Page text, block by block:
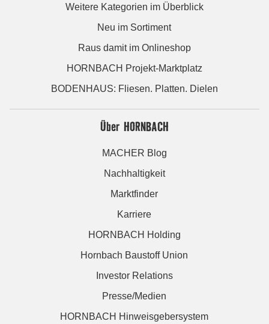
Weitere Kategorien im Überblick
Neu im Sortiment
Raus damit im Onlineshop
HORNBACH Projekt-Marktplatz
BODENHAUS: Fliesen. Platten. Dielen
Über HORNBACH
MACHER Blog
Nachhaltigkeit
Marktfinder
Karriere
HORNBACH Holding
Hornbach Baustoff Union
Investor Relations
Presse/Medien
HORNBACH Hinweisgebersystem